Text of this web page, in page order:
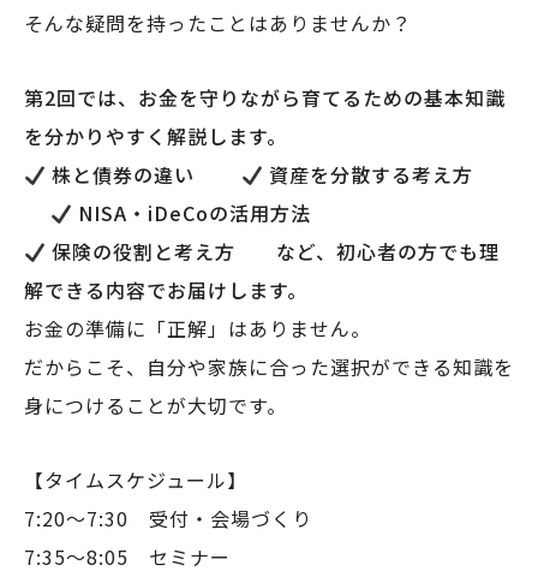
そんな疑問を持ったことはありませんか？
第2回では、お金を守りながら育てるための基本知識
を分かりやすく解説します。
株と債券の違い
資産を分散する考え方
NISA・iDeCoの活用方法
保険の役割と考え方 など、初心者の方でも理
解できる内容でお届けします。
お金の準備に「正解」はありません。
だからこそ、自分や家族に合った選択ができる知識を
身につけることが大切です。
【タイムスケジュール】
7:20〜7:30 受付・会場づくり
7:35〜8:05 セミナー